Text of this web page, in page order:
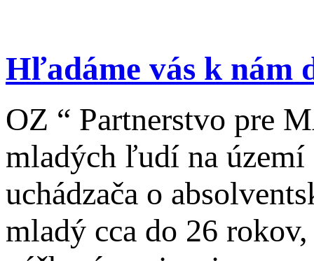
Hľadáme vás k nám
OZ “ Partnerstvo pre
mladých ľudí na
uchádzača o
mladý cca do 26